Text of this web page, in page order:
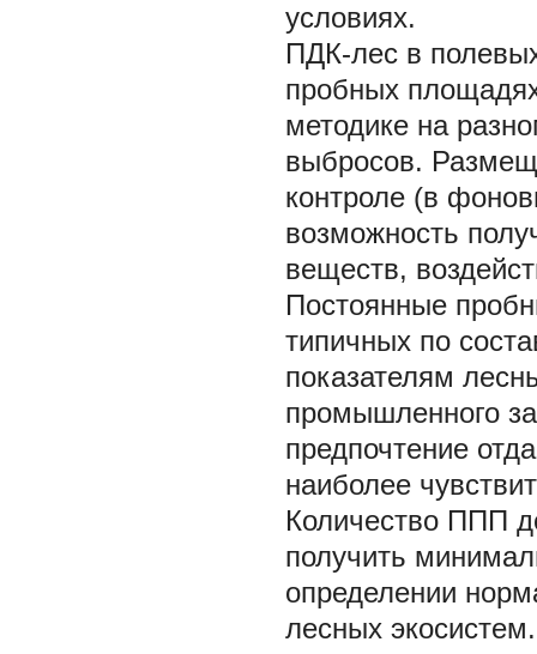
условиях.
ПДК-лес в
пробных
методике на
выбросов.
контроле (в
возможность
веществ,
Постоянные
типичных по
показателям
промышленного
предпочтение
наиболее
Количество ППП
получить
определении
лесных